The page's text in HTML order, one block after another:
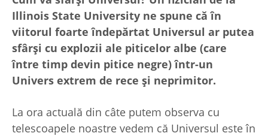
Illinois State University ne spune că în
viitorul foarte îndepărtat Universul ar putea
sfârşi cu explozii ale piticelor albe (care
între timp devin pitice negre) într-un
Univers extrem de rece şi neprimitor.
La ora actuală din câte putem observa cu
telescoapele noastre vedem că Universul este în